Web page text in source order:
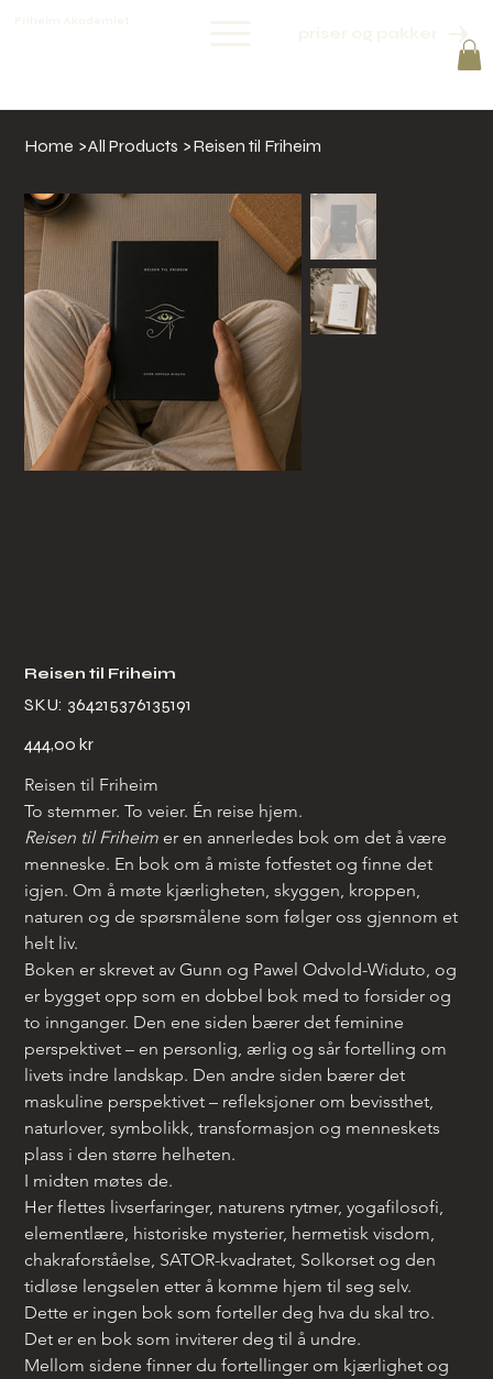
Home >All Products >Reisen til Friheim
Reisen til Friheim
SKU:
SKU
364215376135191
364215376135191
444,00 kr
Reisen til Friheim
To stemmer. To veier. Én reise hjem.
Reisen til Friheim er en annerledes bok om det å være
menneske. En bok om å miste fotfestet og finne det
igjen. Om å møte kjærligheten, skyggen, kroppen,
naturen og de spørsmålene som følger oss gjennom et
helt liv.
Boken er skrevet av Gunn og Pawel Odvold-Widuto, og
er bygget opp som en dobbel bok med to forsider og
to innganger. Den ene siden bærer det feminine
perspektivet – en personlig, ærlig og sår fortelling om
livets indre landskap. Den andre siden bærer det
maskuline perspektivet – refleksjoner om bevissthet,
naturlover, symbolikk, transformasjon og menneskets
plass i den større helheten.
I midten møtes de.
Her flettes livserfaringer, naturens rytmer, yogafilosofi,
elementlære, historiske mysterier, hermetisk visdom,
chakraforståelse, SATOR-kvadratet, Solkorset og den
tidløse lengselen etter å komme hjem til seg selv.
Dette er ingen bok som forteller deg hva du skal tro.
Det er en bok som inviterer deg til å undre.
Mellom sidene finner du fortellinger om kjærlighet og